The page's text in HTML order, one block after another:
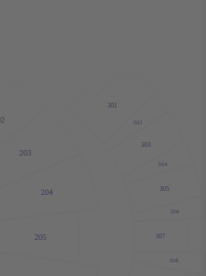
203
204
205
301
302
303
304
305
306
307
308